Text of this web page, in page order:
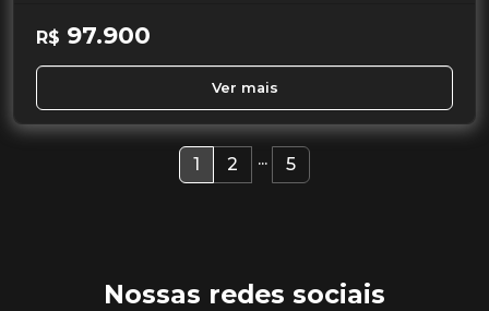
R$ 97.900
Ver mais
1 2 ... 5
Nossas redes sociais